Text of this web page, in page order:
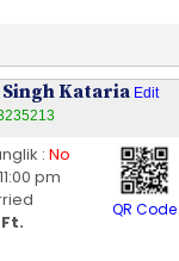
Kataria Edit
: No
pm
QR Code